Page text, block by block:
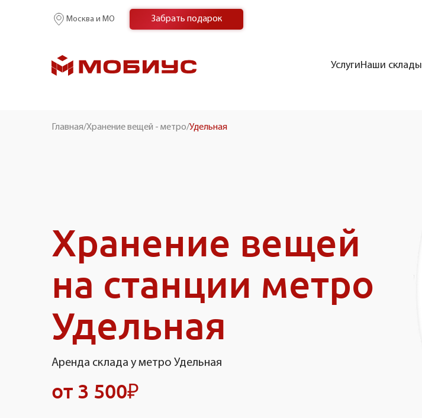
Москва и МО Забрать подарок
УслугиНаши склады
Главная/Хранение вещей - метро/Удельная
Хранение вещей
на станции метро
Удельная
Аренда склада у метро Удельная
от 3 500₽